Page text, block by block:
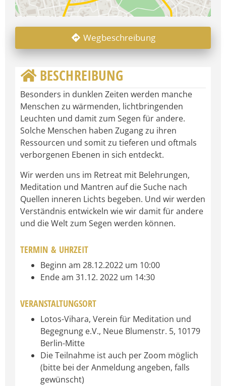
Wegbeschreibung
BESCHREIBUNG
Besonders in dunklen Zeiten werden manche
Menschen zu wärmenden, lichtbringenden
Leuchten und damit zum Segen für andere.
Solche Menschen haben Zugang zu ihren
Ressourcen und somit zu tieferen und oftmals
verborgenen Ebenen in sich entdeckt.
Wir werden uns im Retreat mit Belehrungen,
Meditation und Mantren auf die Suche nach
Quellen inneren Lichts begeben. Und wir werden
Verständnis entwickeln wie wir damit für andere
und die Welt zum Segen werden können.
TERMIN & UHRZEIT
Beginn am 28.12.2022 um 10:00
Ende am 31.12. 2022 um 14:30
VERANSTALTUNGSORT
Lotos-Vihara, Verein für Meditation und
Begegnung e.V., Neue Blumenstr. 5, 10179
Berlin-Mitte
Die Teilnahme ist auch per Zoom möglich
(bitte bei der Anmeldung angeben, falls
gewünscht)